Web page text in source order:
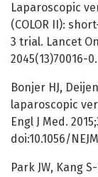
Laparoscopic
(COLOR II):
3 trial. Lancet
2045(13)70016-0.
Bonjer HJ,
laparoscopic
Engl J Med.
doi:10.1056/
Park JW, Kang